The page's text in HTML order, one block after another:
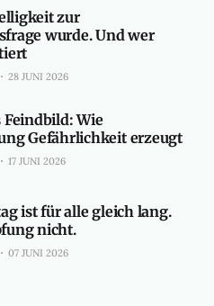
zur
wurde. Und wer
28 JUNI 2026
Feindbild: Wie
Gefährlichkeit erzeugt
17 JUNI 2026
ist für alle gleich lang.
nicht.
07 JUNI 2026